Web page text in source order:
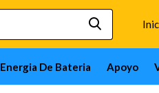
Energia De Bateria Apoyo